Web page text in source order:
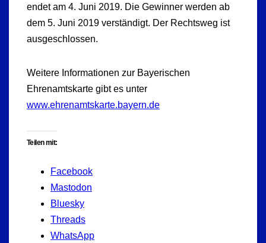
endet am 4. Juni 2019. Die Gewinner werden ab
dem 5. Juni 2019 verständigt. Der Rechtsweg ist
ausgeschlossen.
Weitere Informationen zur Bayerischen
Ehrenamtskarte gibt es unter
www.ehrenamtskarte.bayern.de
Teilen mit:
Facebook
Mastodon
Bluesky
Threads
WhatsApp